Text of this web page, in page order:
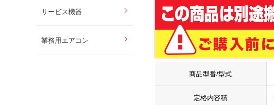
サービス機器
業務用エアコン
商品型番/型式
定格内容積